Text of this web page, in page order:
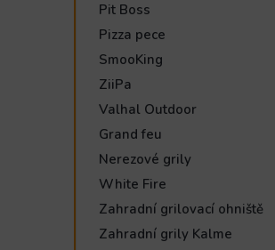
Pit Boss
Pizza pece
SmooKing
ZiiPa
Valhal Outdoor
Grand feu
Nerezové grily
White Fire
Zahradní grilovací ohniště
Zahradní grily Kalme